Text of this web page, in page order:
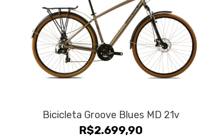
Bicicleta Groove Blues MD 21v
R$2.699,90